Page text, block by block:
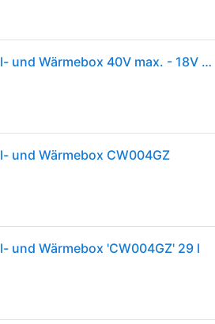
Makita Akku-Kompressor-Kühl- und Wärmebox 40V max. - 18V - 29 l - -18° C bis +60° C - CW004GZ
und Wärmebox CW004GZ
und Wärmebox 'CW004GZ' 29 l